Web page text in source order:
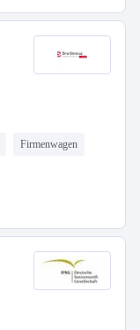
Firmenwagen